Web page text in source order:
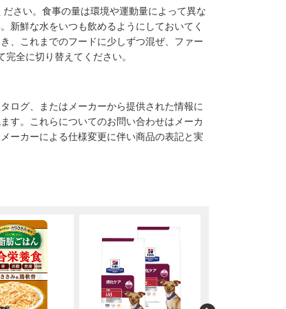
さい。食事の量は環境や運動量によって異な
新鮮な水をいつも飲めるようにしておいてく
、これまでのフードに少しずつ混ぜ、ファー
全に切り替えてください。
ログ、またはメーカーから提供された情報に
す。これらについてのお問い合わせはメーカ
ーカーによる仕様変更に伴い商品の表記と実